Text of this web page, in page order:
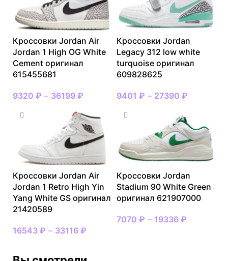
Кроссовки Jordan Air
Jordan 1 High OG White
Cement оригинал
615455681
9320 ₽ – 36199 ₽
Кроссовки Jordan
Legacy 312 low white
turquoise оригинал
609828625
9401 ₽ – 27390 ₽
Кроссовки Jordan Air
Jordan 1 Retro High Yin
Yang White GS оригинал
21420589
16543 ₽ – 33116 ₽
Кроссовки Jordan
Stadium 90 White Green
оригинал 621907000
7070 ₽ – 19336 ₽